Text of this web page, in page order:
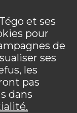
mobilisés.
adhérent.
et ses
pour
de
ses
les
pas
dans